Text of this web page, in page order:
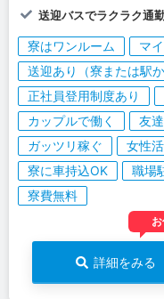
送迎バスでラクラク通
寮はワンルーム
マ
送迎あり（寮または駅か
正社員登用制度あり
カップルで働く
友
ガッツリ稼ぐ
女性
寮に車持込OK
職場
寮費無料
詳細をみる